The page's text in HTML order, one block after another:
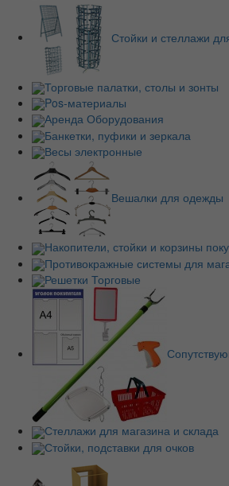
Стойки и стеллажи
Торговые палатки, столы и зонты
Pos-материалы
Аренда Оборудования
Банкетки, пуфики и зеркала
Весы электронные
Вешалки для одежды
Накопители, стойки и корзины
Противокражные системы для
Решетки Торговые
Стеллажи для магазина и склада
Стойки, подставки для очков